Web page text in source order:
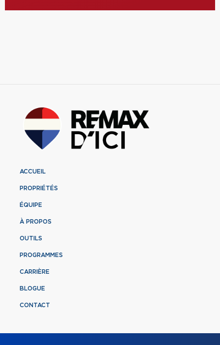
ACCUEIL
PROPRIÉTÉS
ÉQUIPE
À PROPOS
OUTILS
PROGRAMMES
CARRIÈRE
BLOGUE
CONTACT